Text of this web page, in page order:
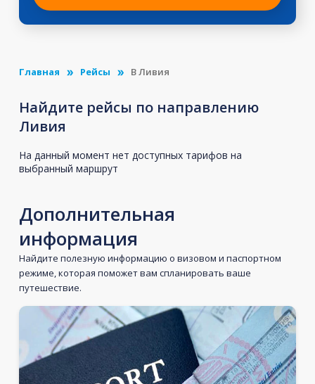
Главная Рейсы В Ливия
Найдите рейсы по направлению
Ливия
На данный момент нет доступных тарифов на
выбранный маршрут
Дополнительная
информация
Найдите полезную информацию о визовом и паспортном
режиме, которая поможет вам спланировать ваше
путешествие.